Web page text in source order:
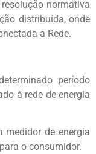
normativa
distribuída, onde
a Rede.
período
à rede de energia
medidor de energia
o consumidor.